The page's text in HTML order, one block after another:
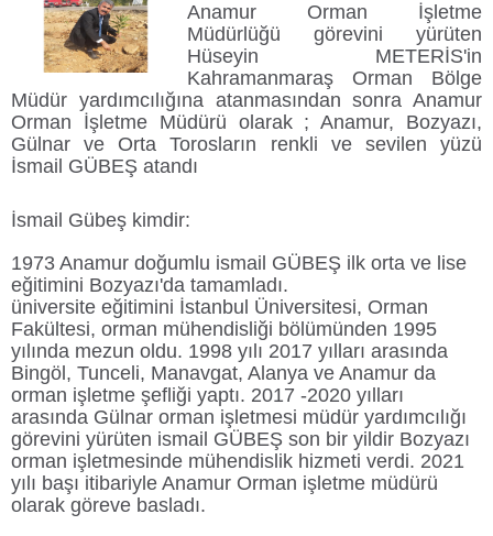
Anamur Orman İşletme
Müdürlüğü görevini yürüten
Hüseyin METERİS'in
Kahramanmaraş Orman Bölge
Müdür yardımcılığına atanmasından sonra Anamur
Orman İşletme Müdürü olarak ; Anamur, Bozyazı,
Gülnar ve Orta Torosların renkli ve sevilen yüzü
İsmail GÜBEŞ atandı
İsmail Gübeş kimdir:
1973 Anamur doğumlu ismail GÜBEŞ ilk orta ve lise
eğitimini Bozyazı'da tamamladı.
üniversite eğitimini İstanbul Üniversitesi, Orman
Fakültesi, orman mühendisliği bölümünden 1995
yılında mezun oldu. 1998 yılı 2017 yılları arasında
Bingöl, Tunceli, Manavgat, Alanya ve Anamur da
orman işletme şefliği yaptı. 2017 -2020 yılları
arasında Gülnar orman işletmesi müdür yardımcılığı
görevini yürüten ismail GÜBEŞ son bir yildir Bozyazı
orman işletmesinde mühendislik hizmeti verdi. 2021
yılı başı itibariyle Anamur Orman işletme müdürü
olarak göreve basladı.